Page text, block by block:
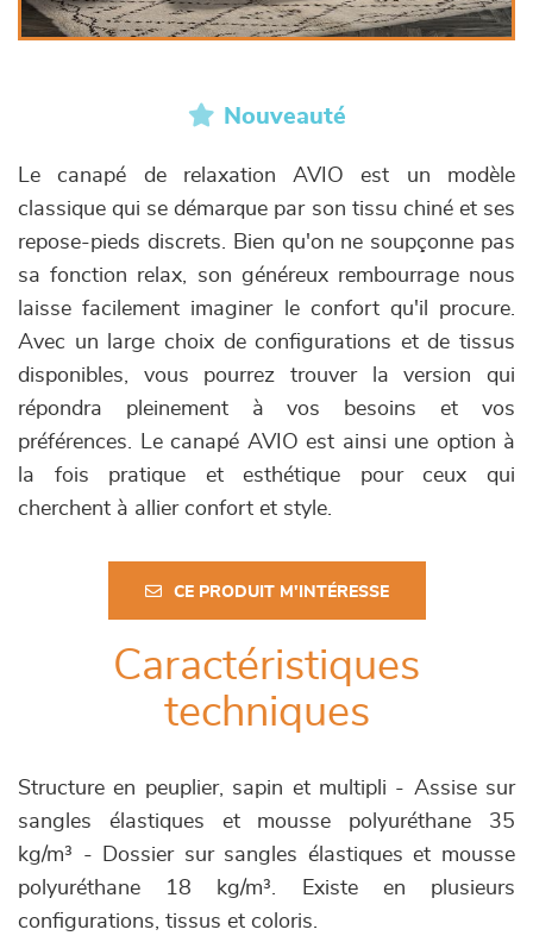
Nouveauté
Le canapé de relaxation AVIO est un modèle
classique qui se démarque par son tissu chiné et ses
repose-pieds discrets. Bien qu'on ne soupçonne pas
sa fonction relax, son généreux rembourrage nous
laisse facilement imaginer le confort qu'il procure.
Avec un large choix de configurations et de tissus
disponibles, vous pourrez trouver la version qui
répondra pleinement à vos besoins et vos
préférences. Le canapé AVIO est ainsi une option à
la fois pratique et esthétique pour ceux qui
cherchent à allier confort et style.
CE PRODUIT M'INTÉRESSE
Caractéristiques
techniques
Structure en peuplier, sapin et multipli - Assise sur
sangles élastiques et mousse polyuréthane 35
kg/m³ - Dossier sur sangles élastiques et mousse
polyuréthane 18 kg/m³. Existe en plusieurs
configurations, tissus et coloris.